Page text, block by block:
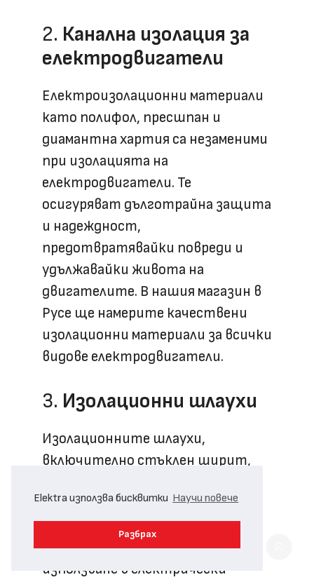
Elektra използва бисквитки Научи повече
Разбрах
2. Канална изолация за
електродвигатели
Електроизолационни материали
като полифол, пресшпан и
диамантна хартия са незаменими
при изолацията на
електродвигатели. Те
осигуряват дълготрайна защита
и надеждност,
предотвратявайки повреди и
удължавайки живота на
двигателите. В нашия магазин в
Русе ще намерите качествени
изолационни материали за всички
видове електродвигатели.
3. Изолационни шлаухи
Изолационните шлаухи,
включително стъклен ширит,
шлаух, предлагат превъзходна
термична и електрическа
изолация. Те са подходящи за
използване в електрически